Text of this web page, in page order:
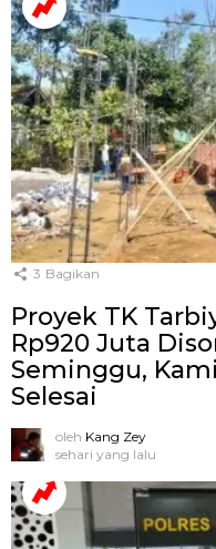
3 Bagikan
Proyek TK
Rp920 Juta
Seminggu,
Selesai
oleh Kang Zey
sehari yang lalu